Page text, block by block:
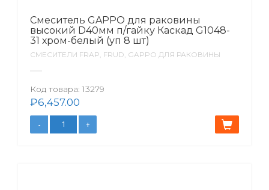
Смеситель GAPPO для раковины
высокий D40мм п/гайку Каскад G1048-
31 хром-белый (уп 8 шт)
СМЕСИТЕЛИ FRAP, FRUD, GAPPO ДЛЯ РАКОВИНЫ
Код товара: 13279
₽6,457.00